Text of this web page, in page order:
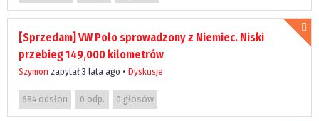
[Sprzedam] VW Polo sprowadzony z Niemiec. Niski
przebieg 149,000 kilometrów
Szymon zapytał 3 lata ago • Dyskusje
684 odsłon 0 odp. 0 głosów